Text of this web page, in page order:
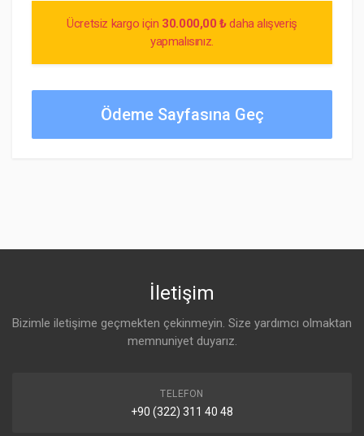
Ücretsiz kargo için 30.000,00 ₺daha alışveriş
yapmalısınız.
Ödeme Sayfasına Geç
İletişim
Bizimle iletişime geçmekten çekinmeyin. Size yardımcı olmaktan
memnuniyet duyarız.
TELEFON
+90 (322) 311 40 48